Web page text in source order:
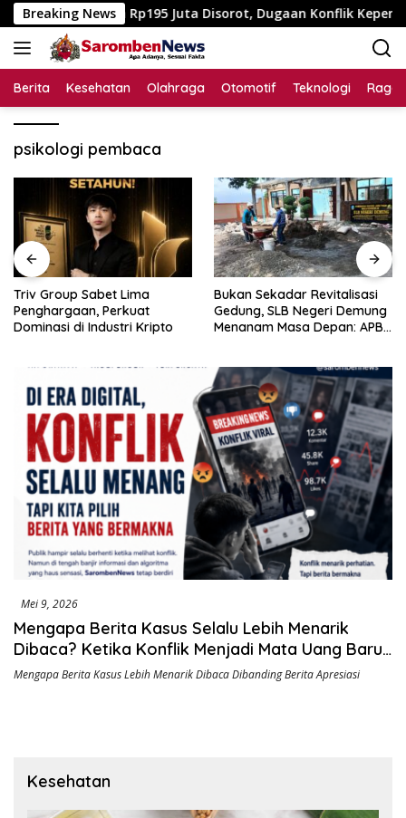
Langsung
ke
konten
Breaking News
Anggaran Rp195 Juta Disorot, Dugaan Konflik
Berita Kesehatan Olahraga Otomotif Teknologi
psikologi pembaca
Triv Group Sabet Lima
Penghargaan, Perkuat
Dominasi di Industri Kripto
Bukan Sekadar Revitalisasi
Gedung, SLB Negeri Demung
Menanam Masa Depan: APBN
Khusus Menjadi Kemandirian
Mei 9, 2026
Mengapa Berita Kasus Selalu Lebih Menarik
Dibaca? Ketika Konflik Menjadi Mata Uang Baru
di Era Digital
Mengapa Berita Kasus Lebih Menarik Dibaca Dibanding Berita Apresiasi
Kesehatan